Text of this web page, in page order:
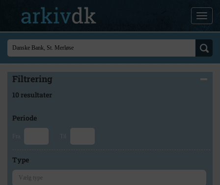
Filtrering
10 resultater
Periode
Fra Til
Type